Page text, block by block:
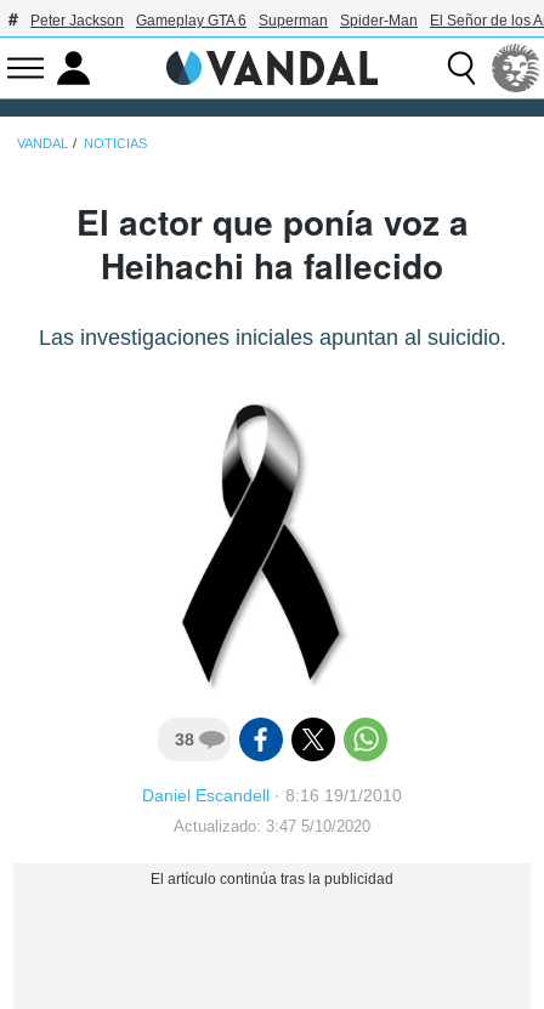
Peter Jackson Gameplay GTA 6 Superman Spider-Man El Señor de los
VANDAL NOTICIAS
El actor que ponía voz a
Heihachi ha fallecido
Las investigaciones iniciales apuntan al suicidio.
38
Daniel Escandell · 8:16 19/1/2010
Actualizado: 3:47 5/10/2020